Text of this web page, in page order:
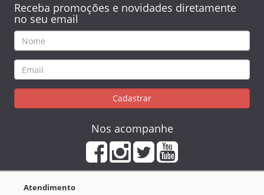
Receba promoções e novidades diretamente
no seu email
Cadastrar
Nos acompanhe
Atendimento